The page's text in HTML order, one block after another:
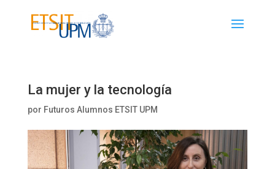
La mujer y la tecnología
por Futuros Alumnos ETSIT UPM